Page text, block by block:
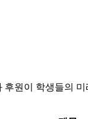
후원이 학생들의